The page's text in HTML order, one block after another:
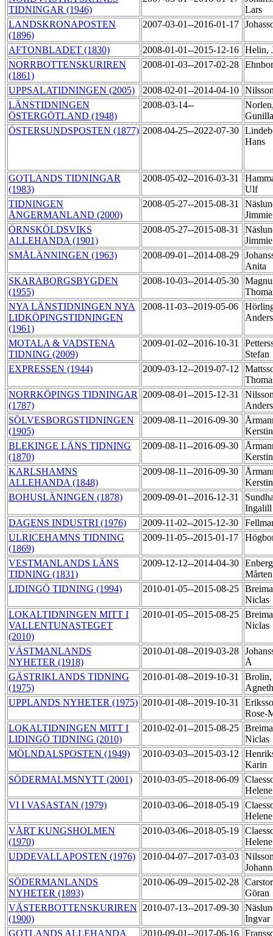
TIDNINGAR (1946)
Lars
LANDSKRONAPOSTEN
(1896)
2007-03-01--2016-01-17
AFTONBLADET (1830) 2008-01-01--2015-12-16 Helin,
NORRBOTTENSKURIREN
(1861)
2008-01-03--2017-02-28
UPPSALATIDNINGEN (2005) 2008-02-01--2014-04-10
LÄNSTIDNINGEN
ÖSTERGÖTLAND (1948)
2008-03-14--
ÖSTERSUNDSPOSTEN (1877) 2008-04-25--2022-07-30
Hans
GOTLANDS TIDNINGAR
(1983)
2008-05-02--2016-03-31
Ulf
TIDNINGEN
ÅNGERMANLAND (2000)
2008-05-27--2015-08-31
ÖRNSKÖLDSVIKS
ALLEHANDA (1901)
2008-05-27--2015-08-31
SMÅLÄNNINGEN (1963)
2008-09-01--2014-08-29
Anita
SKARABORGSBYGDEN
(1955)
2008-10-03--2014-05-30
NYA LÄNSTIDNINGEN NYA
LIDKÖPINGSTIDNINGEN
(1961)
2008-11-03--2019-05-06
MOTALA & VADSTENA
TIDNING (2009)
2009-01-02--2016-10-31
Stefan
EXPRESSEN (1944)
2009-03-12--2019-07-12
NORRKÖPINGS TIDNINGAR
(1787)
2009-08-01--2015-12-31
SÖLVESBORGSTIDNINGEN
(1905)
2009-08-11--2016-09-30
BLEKINGE LÄNS TIDNING
(1870)
2009-08-11--2016-09-30
KARLSHAMNS
ALLEHANDA (1848)
2009-08-11--2016-09-30
BOHUSLÄNINGEN (1878)
2009-09-01--2016-12-31
DAGENS INDUSTRI (1976)
2009-11-02--2015-12-30
ULRICEHAMNS TIDNING
(1869)
2009-11-05--2015-01-17
VESTMANLANDS LÄNS
TIDNING (1831)
2009-12-12--2014-04-30
LIDINGÖ TIDNING (1994)
2010-01-05--2015-08-25
Niclas
LOKALTIDNINGEN MITT I
VALLENTUNASTEGET
(2010)
2010-01-05--2015-08-25
Niclas
VÄSTMANLANDS
NYHETER (1918)
2010-01-08--2019-03-28
Å
GÄSTRIKLANDS TIDNING
(1975)
2010-01-08--2019-10-31
Brolin,
UPPLANDS NYHETER (1975) 2010-01-08--2019-10-31
Rose-
LOKALTIDNINGEN MITT I
LIDINGÖ TIDNING (2010)
2010-02-01--2015-08-25
Niclas
MÖLNDALSPOSTEN (1949)
2010-03-03--2015-03-12
Karin
SÖDERMALMSNYTT (2001)
2010-03-05--2018-06-09
VI I VASASTAN (1979)
2010-03-06--2018-05-19
VÅRT KUNGSHOLMEN
(1970)
2010-03-06--2018-05-19
UDDEVALLAPOSTEN (1976)
2010-04-07--2017-03-03
SÖDERMANLANDS
NYHETER (1893)
2010-06-09--2015-02-28
Göran
VÄSTERBOTTENSKURIREN
(1900)
2010-07-13--2017-09-30
Ingvar
GOTLANDS ALLEHANDA
2010-09-01--2017-06-16